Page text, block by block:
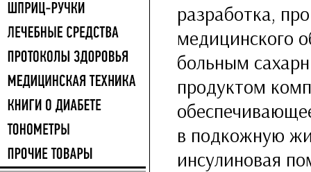
разработка,
медицинского
больным
продуктом
в подкожную
инсулиновая